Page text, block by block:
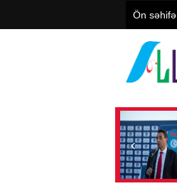
Ön səhifə
başqanı: “Biz idman
klubuyuq, bizim
ideologiya ilə işimiz
ola bilməz”